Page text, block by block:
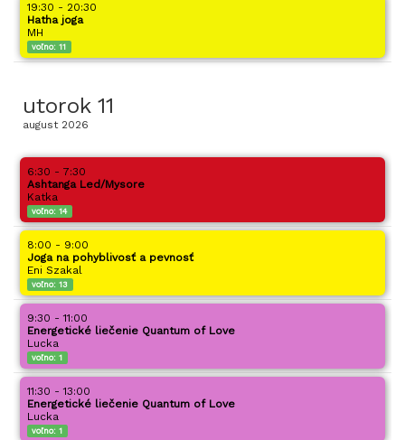
19:30 - 20:30
Hatha joga
MH
voľno:11
utorok 11
august 2026
6:30 - 7:30
Ashtanga Led/Mysore
Katka
voľno:14
8:00 - 9:00
Joga na pohyblivosť a pevnosť
Eni Szakal
voľno:13
9:30 - 11:00
Energetické liečenie Quantum of Love
Lucka
voľno:1
11:30 - 13:00
Energetické liečenie Quantum of Love
Lucka
voľno:1